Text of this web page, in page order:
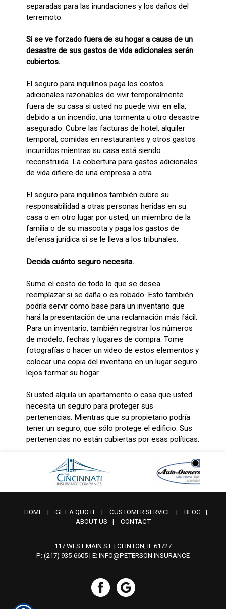
separadas para las inundaciones y los daños del
terremoto.
Si se ve forzado fuera de su hogar a causa de un
desastre de sus gastos de vida adicionales serán
cubiertos.
El seguro para inquilinos paga los costos
adicionales razonables de vivir temporalmente
fuera de su casa si usted no puede vivir en ella,
debido a un incendio, una tormenta u otro desastre
asegurado. Cubre las facturas de hotel, alquiler
temporal, comidas en restaurantes y otros gastos
incurridos mientras su casa está siendo
reconstruida. La cobertura para gastos adicionales
de vida difiere de una empresa a otra.
El seguro para inquilinos también cubre su
responsabilidad a otras personas heridas en su
casa o en otro lugar por usted, un miembro de la
familia o de su mascota y paga los gastos de
defensa jurídica si se le lleva a los tribunales.
Decida cuánto seguro necesita.
Sume el costo de todo lo que se desea
reemplazar si se daña o es robado. Esto también
podría servir como base para un inventario que
hará la presentación de una reclamación más fácil.
Para un inventario, también registrar los números
de modelo, fechas y lugares de compra. Tome
fotografías o hacer un video de estos elementos y
colocar una copia del inventario en un lugar seguro
lejos formar su hogar.
Si usted alquila un apartamento o casa que usted
necesita un seguro para proteger sus
pertenencias. Mientras que su propietario podría
tener un seguro, que sólo protege el edificio. Sus
pertenencias no están cubiertas por esas políticas.
HOME | GET A QUOTE | CUSTOMER SERVICE | BLOG
|
ABOUT US
| CONTACT
117 WEST MAIN ST. | CLINTON, IL 61727
P: (217) 935-6605 | E: INFO@PETERSON.INSURANCE